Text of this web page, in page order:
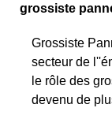
grossiste
Grossiste
secteur de
le rôle des
devenu de